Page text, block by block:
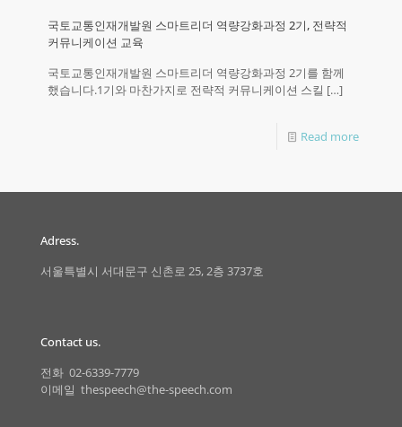
국토교통인재개발원 스마트리더 역량강화과정 2기, 전략적
커뮤니케이션 교육
국토교통인재개발원 스마트리더 역량강화과정 2기를 함께
했습니다.1기와 마찬가지로 전략적 커뮤니케이션 스킬 […]
Read more
Adress.
서울특별시 서대문구 신촌로 25, 2층 3737호
Contact us.
전화 02-6339-7779
이메일 thespeech@the-speech.com